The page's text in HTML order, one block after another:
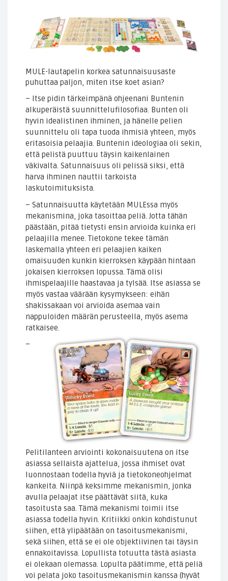
MULE-lautapelin korkea satunnaisuusaste
puhuttaa paljon, miten itse koet asian?
– Itse pidin tärkeimpänä ohjeenani Buntenin
alkuperäistä suunnittelufilosofiaa. Bunten oli
hyvin idealistinen ihminen, ja hänelle pelien
suunnittelu oli tapa tuoda ihmisiä yhteen, myös
eritasoisia pelaajia. Buntenin ideologiaa oli sekin,
että pelistä puuttuu täysin kaikenlainen
väkivalta. Satunnaisuus oli pelissä siksi, että
harva ihminen nauttii tarkoista
laskutoimituksista.
– Satunnaisuutta käytetään MULEssa myös
mekanismina, joka tasoittaa peliä. Jotta tähän
päästään, pitää tietysti ensin arvioida kuinka eri
pelaajilla menee. Tietokone tekee tämän
laskemalla yhteen eri pelaajien kaiken
omaisuuden kunkin kierroksen käypään hintaan
jokaisen kierroksen lopussa. Tämä olisi
ihmispelaajille haastavaa ja tylsää. Itse asiassa se
myös vastaa väärään kysymykseen: eihän
shakissakaan voi arvioida asemaa vain
nappuloiden määrän perusteella, myös asema
ratkaisee.
–
Pelitilanteen arviointi kokonaisuutena on itse
asiassa sellaista ajattelua, jossa ihmiset ovat
luonnostaan todella hyviä ja tietokoneohjelmat
kankeita. Niinpä keksimme mekanismin, jonka
avulla pelaajat itse päättävät siitä, kuka
tasoitusta saa. Tämä mekanismi toimii itse
asiassa todella hyvin. Kritiikki onkin kohdistunut
siihen, että ylipäätään on tasoitusmekanismi,
sekä siihen, että se ei ole objektiivinen tai täysin
ennakoitavissa. Lopullista totuutta tästä asiasta
ei olekaan olemassa. Lopulta päätimme, että peliä
voi pelata joko tasoitusmekanismin kanssa (hyvät